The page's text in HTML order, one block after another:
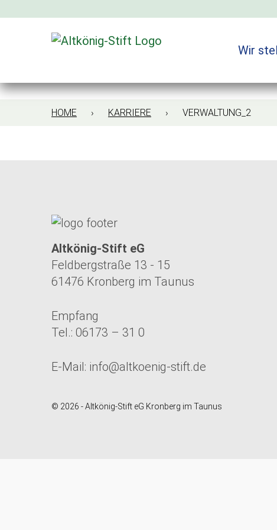
Wir
HOME › KARRIERE › VERWALTUNG_2
Altkönig-Stift eG
Feldbergstraße 13 - 15
61476 Kronberg im Taunus
Empfang
Tel.: 06173 – 31 0
E-Mail: info@altkoenig-stift.de
© 2026 - Altkönig-Stift eG Kronberg im Taunus